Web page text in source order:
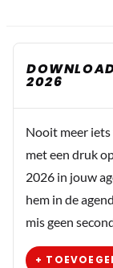
2026
Nooit meer iets
met een druk
2026 in jouw
hem in de
mis geen
+